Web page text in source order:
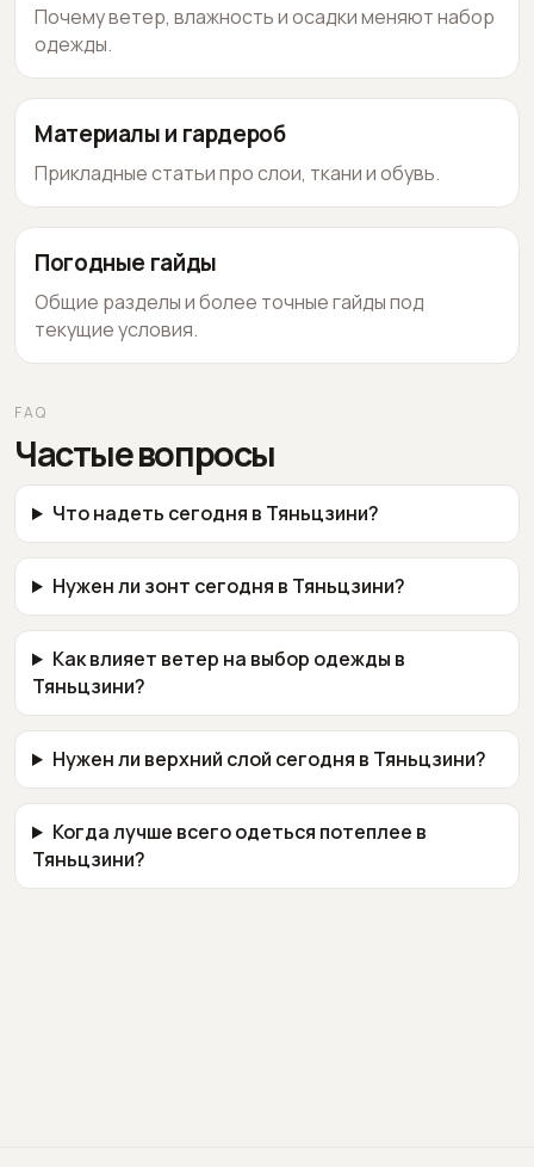
Почему ветер, влажность и осадки меняют набор
одежды.
Материалы и гардероб
Прикладные статьи про слои, ткани и обувь.
Погодные гайды
Общие разделы и более точные гайды под
текущие условия.
FAQ
Частые вопросы
Что надеть сегодня в Тяньцзини?
Нужен ли зонт сегодня в Тяньцзини?
Как влияет ветер на выбор одежды в
Тяньцзини?
Нужен ли верхний слой сегодня в Тяньцзини?
Когда лучше всего одеться потеплее в
Тяньцзини?